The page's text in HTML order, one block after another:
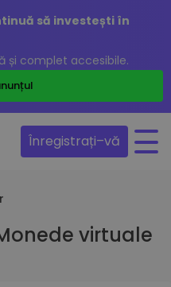
să investești în
și complet accesibile.
Înregistrați–vă
virtuale